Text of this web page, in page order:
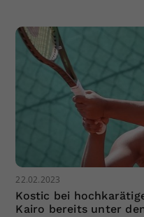
22.02.2023
Kostic bei
Kairo bereits unter
Zweck
zufällig